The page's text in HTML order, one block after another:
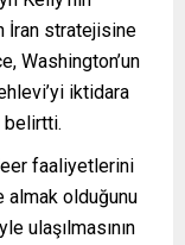
İran stratejisine
Washington’un
iktidara
belirtti.
faaliyetlerini
almak olduğunu
ulaşılmasının